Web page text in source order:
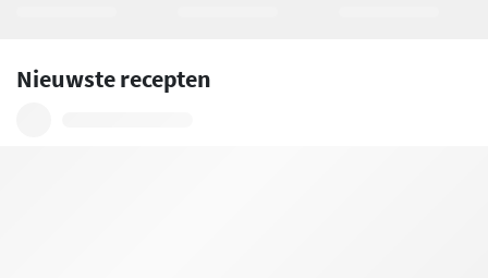
Nieuwste recepten